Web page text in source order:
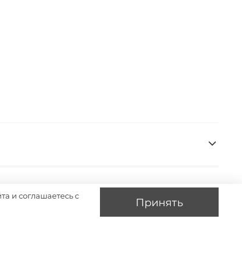
и соглашаетесь с
Принять